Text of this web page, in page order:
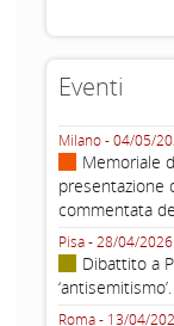
Eventi
Milano - 04/05/
Memoriale
presentazione
commentata
Pisa - 28/04/2026
Dibattito a
Roma - 13/04/